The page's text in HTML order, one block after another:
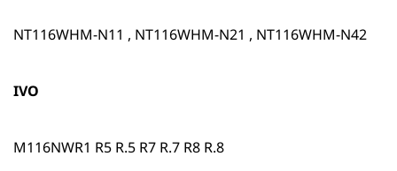
NT116WHM-N11 , NT116WHM-N21 , NT116WHM-N42
IVO
M116NWR1 R5 R.5 R7 R.7 R8 R.8